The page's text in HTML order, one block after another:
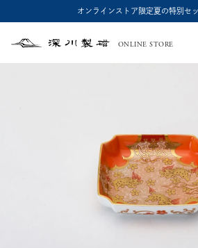
オンラインストア限定夏の特別セ
深
ONLINE STORE